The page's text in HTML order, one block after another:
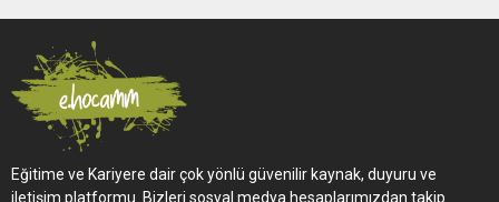
Eğitime ve Kariyere dair çok yönlü güvenilir kaynak, duyuru ve
iletişim platformu. Bizleri sosyal medya hesaplarımızdan takip